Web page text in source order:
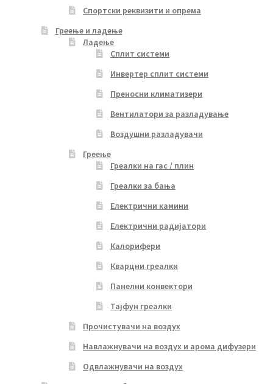
Спортски реквизити и опрема
Греење и ладење
Ладење
Сплит системи
Инвертер сплит системи
Преносни климатизери
Вентилатори за разладување
Воздушни разладувачи
Греење
Греалки на гас / плин
Греалки за бања
Електрични камини
Електрични радијатори
Калорифери
Кварцни греалки
Панелни конвектори
Тајфун греалки
Прочистувачи на воздух
Навлажнувачи на воздух и арома дифузери
Одвлажнувачи на воздух